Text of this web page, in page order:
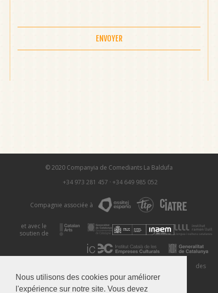
Nous utilisons des cookies pour améliorer
l'expérience sur notre site. Vous devez
© 2020 Companyia de Comediants La Baldufa
+34 973 281 457 · +34 649 985 052
Compagnie associée à
et avec le
soutien de
Légales
Confidentialité
Utilisation des
Cookies